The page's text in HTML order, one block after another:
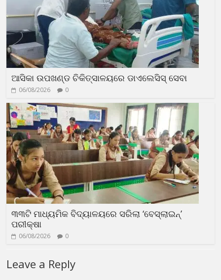
ଆସିକା ଉପଖଣ୍ଡ ଚିକିତ୍ସାଳୟରେ ଡାଏଲେସିସ୍‍ ସେବା
06/08/2026 0
୩୩ଟି ମାଧ୍ୟମିକ ବିଦ୍ୟାଳୟରେ ସରିଲା ‘ବେସ୍‍ଲାଇନ୍‍’
ପରୀକ୍ଷା
06/08/2026 0
Leave a Reply